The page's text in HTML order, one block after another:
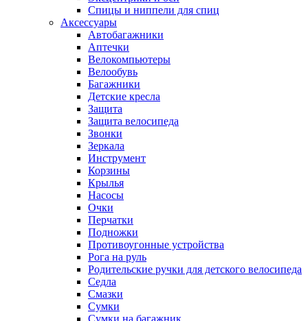
Спицы и ниппели для спиц
Аксессуары
Автобагажники
Аптечки
Велокомпьютеры
Велообувь
Багажники
Детские кресла
Защита
Защита велосипеда
Звонки
Зеркала
Инструмент
Корзины
Крылья
Насосы
Очки
Перчатки
Подножки
Противоугонные устройства
Рога на руль
Родительские ручки для детского велосипеда
Седла
Смазки
Сумки
Сумки на багажник